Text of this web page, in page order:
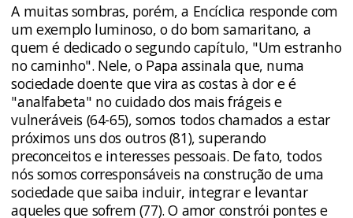
A muitas sombras, porém, a Encíclica responde com
um exemplo luminoso, o do bom samaritano, a
quem é dedicado o segundo capítulo, "Um estranho
no caminho". Nele, o Papa assinala que, numa
sociedade doente que vira as costas à dor e é
"analfabeta" no cuidado dos mais frágeis e
vulneráveis (64-65), somos todos chamados a estar
próximos uns dos outros (81), superando
preconceitos e interesses pessoais. De fato, todos
nós somos corresponsáveis na construção de uma
sociedade que saiba incluir, integrar e levantar
aqueles que sofrem (77). O amor constrói pontes e